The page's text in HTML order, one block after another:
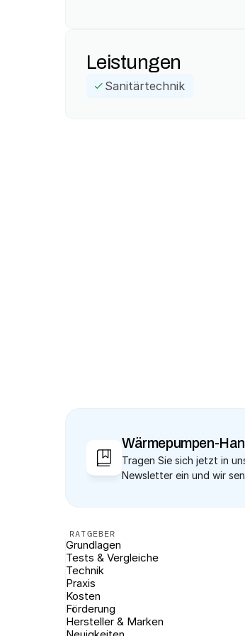
Leistungen
Sanitärtechnik
Wärmepumpen-
Tragen Sie sich jetzt in
Newsletter ein und wir
RATGEBER
Grundlagen
Tests & Vergleiche
Technik
Praxis
Kosten
Förderung
Hersteller & Marken